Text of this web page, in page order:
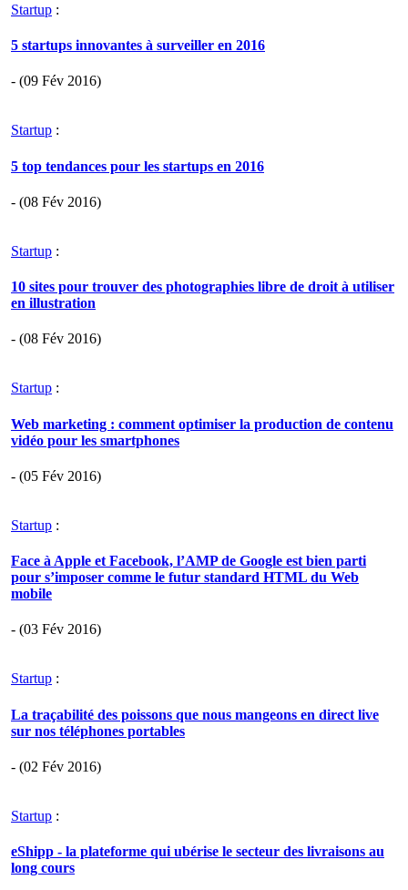
Startup :
5 startups innovantes à surveiller en 2016
- (09 Fév 2016)
Startup :
5 top tendances pour les startups en 2016
- (08 Fév 2016)
Startup :
10 sites pour trouver des photographies libre de droit à utiliser
en illustration
- (08 Fév 2016)
Startup :
Web marketing : comment optimiser la production de contenu
vidéo pour les smartphones
- (05 Fév 2016)
Startup :
Face à Apple et Facebook, l’AMP de Google est bien parti
pour s’imposer comme le futur standard HTML du Web
mobile
- (03 Fév 2016)
Startup :
La traçabilité des poissons que nous mangeons en direct live
sur nos téléphones portables
- (02 Fév 2016)
Startup :
eShipp - la plateforme qui ubérise le secteur des livraisons au
long cours